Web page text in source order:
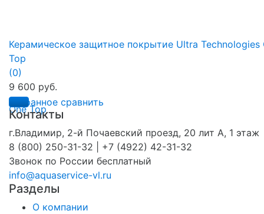
избранное сравнить
Керамическое защитное покрытие Ultra Technologies
Top
(0)
9 600 руб.
Контакты
г.Владимир, 2-й Почаевский проезд, 20 лит А, 1 этаж
8 (800) 250-31-32 | +7 (4922) 42-31-32
Звонок по России бесплатный
info@aquaservice-vl.ru
Разделы
О компании